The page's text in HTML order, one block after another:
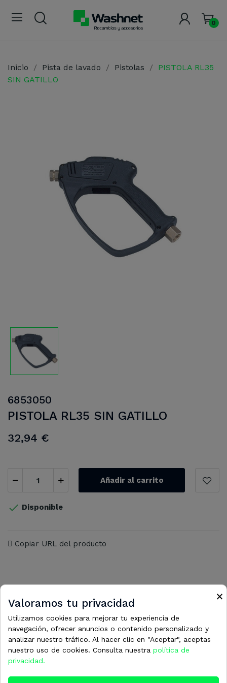
0
Inicio Pista de lavado Pistolas
PISTOLA RL35
SIN GATILLO
6853050
PISTOLA RL35 SIN GATILLO
32,94 €
Añadir al carrito
 Disponible
Copiar URL del producto
16 otros productos en la misma
categoría:
×
Valoramos tu privacidad
Utilizamos cookies para mejorar tu experiencia de
navegación, ofrecer anuncios o contenido personalizado y
analizar nuestro tráfico. Al hacer clic en "Aceptar", aceptas
nuestro uso de cookies. Consulta nuestra política de
privacidad.